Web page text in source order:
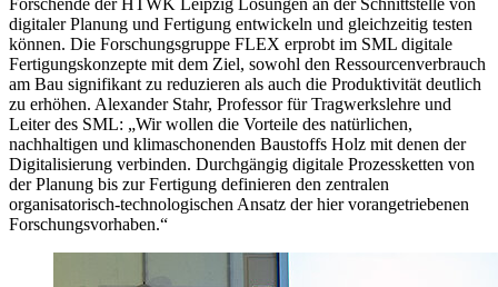
Forschende der HTWK Leipzig Lösungen an der Schnittstelle von
digitaler Planung und Fertigung entwickeln und gleichzeitig testen
können. Die Forschungsgruppe FLEX erprobt im SML digitale
Fertigungskonzepte mit dem Ziel, sowohl den Ressourcenverbrauch
am Bau signifikant zu reduzieren als auch die Produktivität deutlich
zu erhöhen. Alexander Stahr, Professor für Tragwerkslehre und
Leiter des SML: „Wir wollen die Vorteile des natürlichen,
nachhaltigen und klimaschonenden Baustoffs Holz mit denen der
Digitalisierung verbinden. Durchgängig digitale Prozessketten von
der Planung bis zur Fertigung definieren den zentralen
organisatorisch-technologischen Ansatz der hier vorangetriebenen
Forschungsvorhaben.“